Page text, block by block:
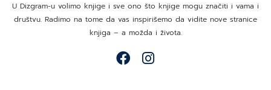
U Dizgram-u volimo knjige i sve ono što knjige mogu značiti i vama i
društvu. Radimo na tome da vas inspirišemo da vidite nove stranice
knjiga – a možda i života.
F
I